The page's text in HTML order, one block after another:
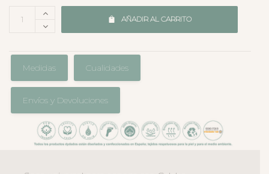
AÑADIR AL CARRITO
Medidas Cualidades
Envíos y Devoluciones